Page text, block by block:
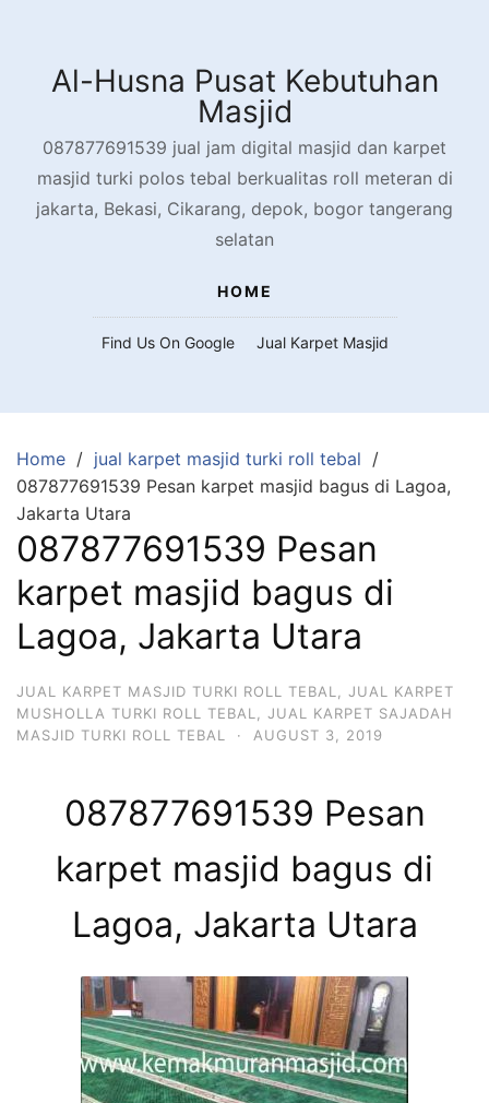
contentAl-Husna Pusat Kebutuhan
Masjid
087877691539 jual jam digital masjid dan karpet
masjid turki polos tebal berkualitas roll meteran di
jakarta, Bekasi, Cikarang, depok, bogor tangerang
selatan
HOME
Find Us On Google Jual Karpet Masjid
Home
jual karpet masjid turki roll tebal
087877691539 Pesan karpet masjid bagus di Lagoa,
Jakarta Utara
087877691539 Pesan
karpet masjid bagus di
Lagoa, Jakarta Utara
JUAL KARPET MASJID TURKI ROLL TEBAL
JUAL KARPET
MUSHOLLA TURKI ROLL TEBAL
JUAL KARPET SAJADAH
MASJID TURKI ROLL TEBAL
· AUGUST 3, 2019
087877691539 Pesan
karpet masjid bagus di
Lagoa, Jakarta Utara